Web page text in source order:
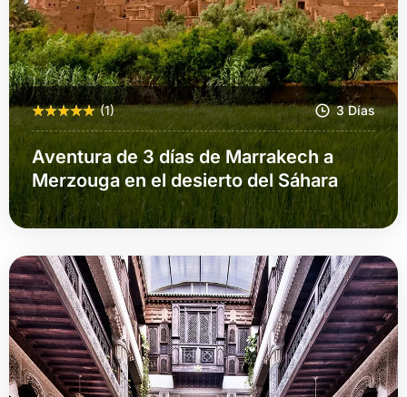
(1) 3 Días
Aventura de 3 días de Marrakech a
Merzouga en el desierto del Sáhara
Más Información